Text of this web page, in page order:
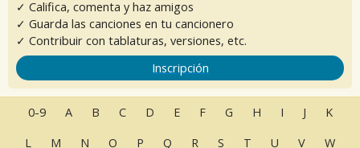
✓ Califica, comenta y haz amigos
✓ Guarda las canciones en tu cancionero
✓ Contribuir con tablaturas, versiones, etc.
Inscripción
0-9 A B C D E F G H I J
K
L
M N O P Q R S T U V W